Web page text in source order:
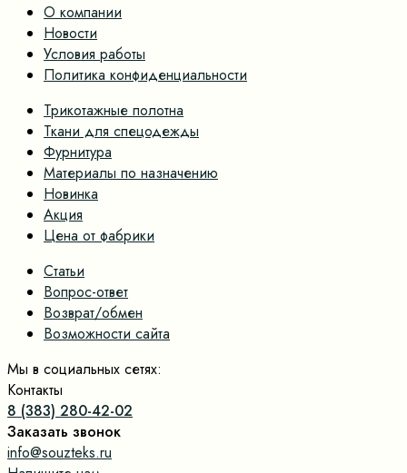
О компании
Новости
Условия работы
Политика конфиденциальности
Трикотажные полотна
Ткани для спецодежды
Фурнитура
Материалы по назначению
Новинка
Акция
Цена от фабрики
Статьи
Вопрос-ответ
Возврат/обмен
Возможности сайта
Мы в социальных сетях:
Контакты
8 (383) 280-42-02
Заказать звонок
info@souzteks.ru